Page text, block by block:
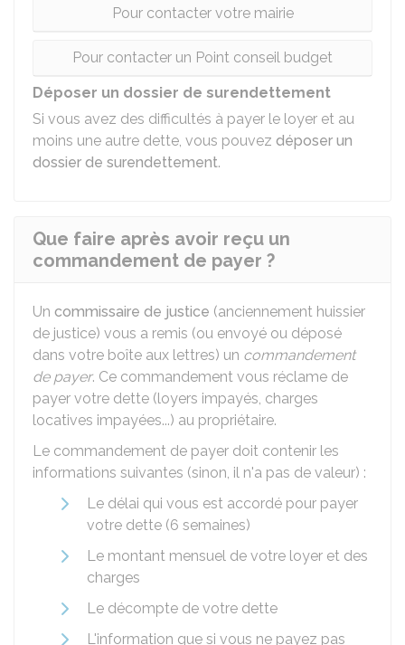
Pour contacter votre mairie
Pour contacter un Point conseil budget
Déposer un dossier de surendettement
Si vous avez des difficultés à payer le loyer et au
moins une autre dette, vous pouvez déposer un
dossier de surendettement.
Que faire après avoir reçu un
commandement de payer ?
Un commissaire de justice (anciennement huissier
de justice) vous a remis (ou envoyé ou déposé
dans votre boîte aux lettres) un commandement
de payer. Ce commandement vous réclame de
payer votre dette (loyers impayés, charges
locatives impayées...) au propriétaire.
Le commandement de payer doit contenir les
informations suivantes (sinon, il n'a pas de valeur) :
Le délai qui vous est accordé pour payer
votre dette (6 semaines)
Le montant mensuel de votre loyer et des
charges
Le décompte de votre dette
L'information que si vous ne payez pas